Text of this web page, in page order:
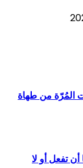
المُرّة من طهاة
أن تفعل أو لا